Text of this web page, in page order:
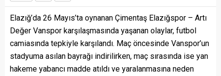
Elazığ’da 26 Mayıs’ta oynanan Çimentaş Elazığspor – Artı
Değer Vanspor karşılaşmasında yaşanan olaylar, futbol
camiasında tepkiyle karşılandı. Maç öncesinde Vanspor’un
stadyuma asılan bayrağı indirilirken, maç sırasında ise yan
hakeme yabancı madde atıldı ve yaralanmasına neden